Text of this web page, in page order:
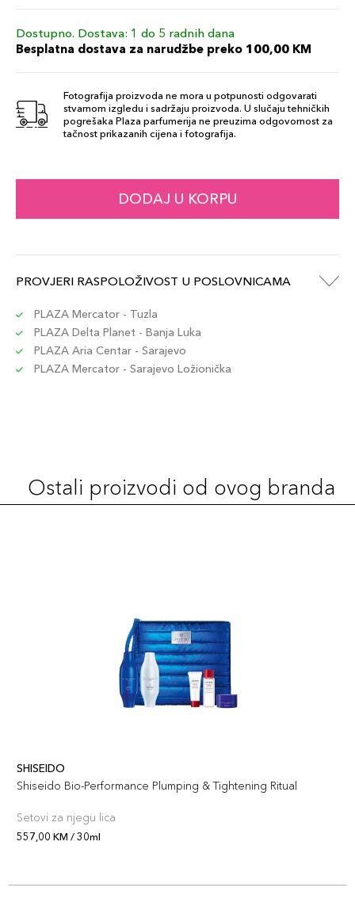
Dostupno. Dostava: 1 do 5 radnih dana
Besplatna dostava za narudžbe preko 100,00 KM
Fotografija proizvoda ne mora u potpunosti odgovarati
stvarnom izgledu i sadržaju proizvoda. U slučaju tehničkih
pogrešaka Plaza parfumerija ne preuzima odgovornost za
tačnost prikazanih cijena i fotografija.
DODAJ U KORPU
PROVJERI RASPOLOŽIVOST U POSLOVNICAMA
PLAZA Mercator - Tuzla
PLAZA Delta Planet - Banja Luka
PLAZA Aria Centar - Sarajevo
PLAZA Mercator - Sarajevo Ložionička
Ostali proizvodi od ovog branda
SHISEIDO
Shiseido Bio-Performance Plumping & Tightening Ritual
Setovi za njegu lica
557,00 KM / 30ml